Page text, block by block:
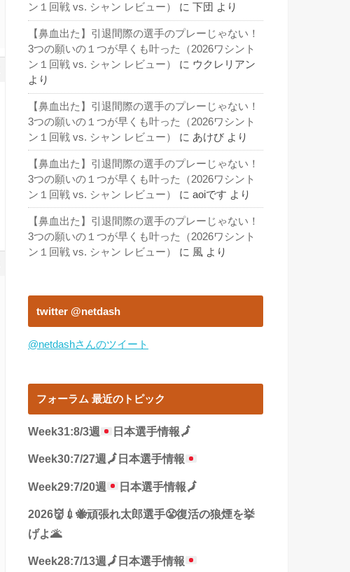
ン１回戦 vs. シャン レビュー）
に 下団 より
【鼻血出た】引退間際の選手のプレーじゃない！
3つの願いの１つが早くも叶った（2026ワシント
ン１回戦 vs. シャン レビュー）
に ウクレリアン
より
【鼻血出た】引退間際の選手のプレーじゃない！
3つの願いの１つが早くも叶った（2026ワシント
ン１回戦 vs. シャン レビュー）
に あけび より
【鼻血出た】引退間際の選手のプレーじゃない！
3つの願いの１つが早くも叶った（2026ワシント
ン１回戦 vs. シャン レビュー）
に aoiです より
【鼻血出た】引退間際の選手のプレーじゃない！
3つの願いの１つが早くも叶った（2026ワシント
ン１回戦 vs. シャン レビュー）
に 風 より
twitter @netdash
@netdashさんのツイート
フォーラム 最近のトピック
Week31:8/3週 日本選手情報🗾
Week30:7/27週🗾 日本選手情報
Week29:7/20週 日本選手情報🗾
2026👹💉🐝頑張れ太郎選手😤復活の狼煙を挙
げよ🌋
Week28:7/13週 🗾 日本選手情報